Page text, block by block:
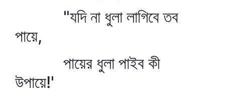
"যদি না ধুলা লাগিবে তব
পায়ে,
পায়ের ধুলা পাইব কী
উপায়ে!'